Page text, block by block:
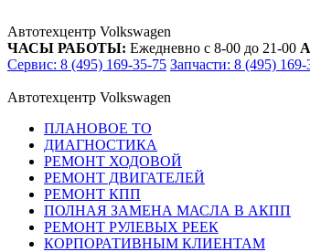
Автотехцентр Volkswagen
ЧАСЫ РАБОТЫ: Ежедневно с 8-00 до 21-00
Сервис: 8 (495) 169-35-75 Запчасти: 8 (495) 169-
Автотехцентр Volkswagen
ПЛАНОВОЕ ТО
ДИАГНОСТИКА
РЕМОНТ ХОДОВОЙ
РЕМОНТ ДВИГАТЕЛЕЙ
РЕМОНТ КПП
ПОЛНАЯ ЗАМЕНА МАСЛА В АКПП
РЕМОНТ РУЛЕВЫХ РЕЕК
КОРПОРАТИВНЫМ КЛИЕНТАМ